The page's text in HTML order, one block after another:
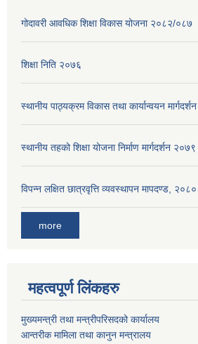
गोदावरी आवधिक शिक्षा विकास योजना २०८२/०८७
शिक्षा निति २०७६
स्थानीय पाठ्यक्रम विकास तथा कार्यान्वयन
स्थानीय तहको शिक्षा योजना निर्माण मार्गदर्शन २०७९
विपन्न लक्षित छात्रवृत्ति व्यवस्थापन मापदण्ड, २०८०
more
महत्वपूर्ण लिंकहरु
मुख्यमन्त्री तथा मन्त्रीपरिसदको कार्यालय
आन्तरीक मामिला तथा कानुन मन्त्रालय